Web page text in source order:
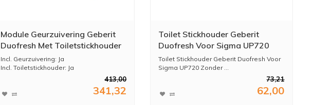
Module Geurzuivering Geberit
Duofresh Met Toiletstickhouder
Oriëntatielicht Automatische
Activering UP320 Sigma 12
Achterplaat Antracietgrijs Of
Glanschroom
Incl. Geurzuivering: Ja
Incl. Toiletstickhouder: Ja
413,00
341,32
Toilet Stickhouder Geberit
Duofresh Voor Sigma UP720
Zonder Geurzuivering
Glansverchroomd
Toilet Stickhouder Geberit Duofresh Voor
Sigma UP720 Zonder ...
73,21
62,00